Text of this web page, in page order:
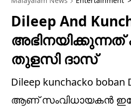
Dileep And
തുളസി ദാസ്
Dileep kunchacko
ആണ് സംവിധായകൻ